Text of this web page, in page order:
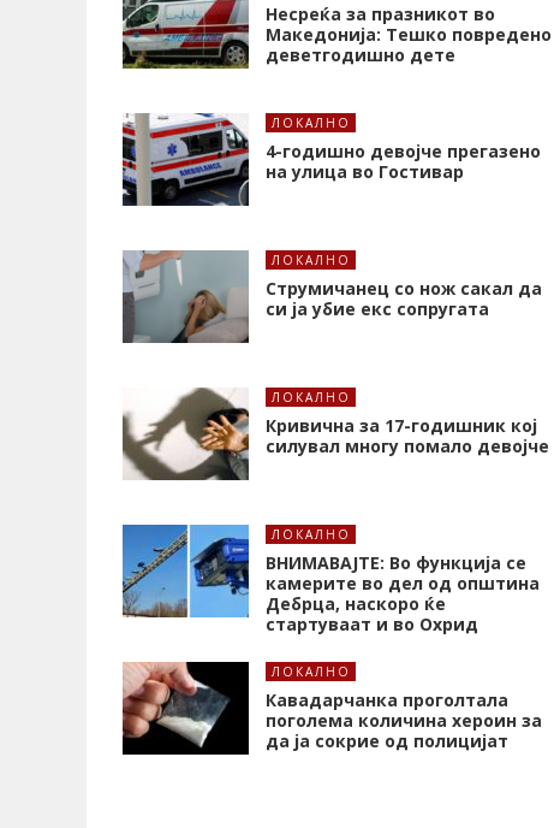
Несреќа за празникот во
Македонија: Тешко повредено
деветгодишно дете
ЛОКАЛНО
4-годишно девојче прегазено
на улица во Гостивар
ЛОКАЛНО
Струмичанец со нож сакал да
си ја убие екс сопругата
ЛОКАЛНО
Кривична за 17-годишник кој
силувал многу помало девојче
ЛОКАЛНО
ВНИМАВАЈТЕ: Во функција се
камерите во дел од општина
Дебрца, наскоро ќе
стартуваат и во Охрид
ЛОКАЛНО
Кавадарчанка проголтала
поголема количина хероин за
да ја сокрие од полицијат